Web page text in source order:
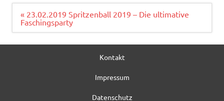
Beitragsnavigation
« 23.02.2019 Spritzenball 2019 – Die ultimative
Faschingsparty
Kontakt
Impressum
Datenschutz